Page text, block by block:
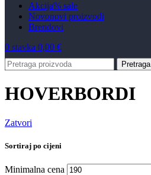
Akcija% sale
Novonovi proizvodi
Brendovi
0 stavka 0,00 €
Pretraga
HOVERBORDI
Zatvori
Sortiraj po cijeni
Minimalna cena